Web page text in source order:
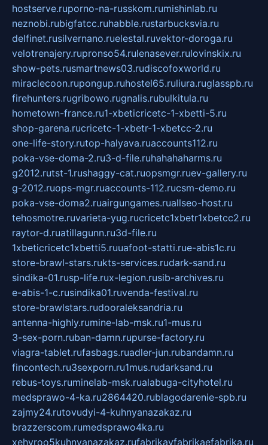
hostserve.ruporno-na-russkom.rumishinlab.ru
neznobi.rubigfatcc.ruhabble.rustarbucksvia.ru
delfinet.rusilvernano.ruelestal.ruvektor-doroga.ru
velotrenajery.rupronso54.rulenasever.rulovinskix.ru
show-pets.rusmartnews03.rudiscofoxworld.ru
miraclecoon.rupongup.ruhostel65.ruliura.ruglasspb.ru
firehunters.rugribowo.rugnalis.rubulkitula.ru
hometown-france.ru1-xbeticricetc-1-xbetti-5.ru
shop-garena.rucricetc-1-xbetr-1-xbetcc-2.ru
one-life-story.rutop-halyava.ruaccounts112.ru
poka-vse-doma-2.ru3-d-file.ruhahahaharms.ru
g2012.rutst-1.rushaggy-cat.ruopsmgr.ruev-gallery.ru
g-2012.ruops-mgr.ruaccounts-112.rucsm-demo.ru
poka-vse-doma2.ruairgungames.ruallseo-host.ru
tehosmotre.ruvarieta-yug.rucricetc1xbetr1xbetcc2.ru
raytor-d.ruatillagunn.ru3d-file.ru
1xbeticricetc1xbetti5.ruuafoot-statti.rue-abis1c.ru
store-brawl-stars.rukts-services.rudark-sand.ru
sindika-01.rusp-life.rux-legion.rusib-archives.ru
e-abis-1-c.rusindika01.ruvenda-festival.ru
store-brawlstars.rudooraleksandria.ru
antenna-highly.rumine-lab-msk.ru1-mus.ru
3-sex-porn.ruban-damn.rupurse-factory.ru
viagra-tablet.rufasbags.ruadler-jun.rubandamn.ru
fincontech.ru3sexporn.ru1mus.rudarksand.ru
rebus-toys.ruminelab-msk.rualabuga-cityhotel.ru
medsprawo-4-ka.ru2864420.rublagodarenie-spb.ru
zajmy24.rutovudyi-4-kuhnyanazakaz.ru
brazzerscom.rumedsprawo4ka.ru
xehyroo5kuhnyanazakaz.rufabrikayfabrikaefabrika.ru